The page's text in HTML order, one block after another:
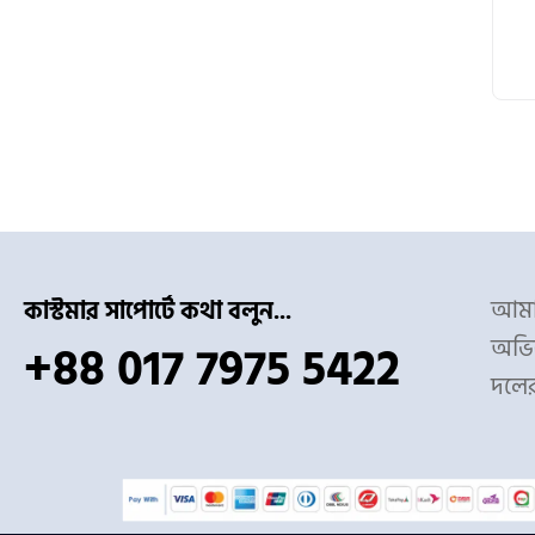
কাস্টমার সাপোর্টে কথা বলুন...
+88 017 7975 5422